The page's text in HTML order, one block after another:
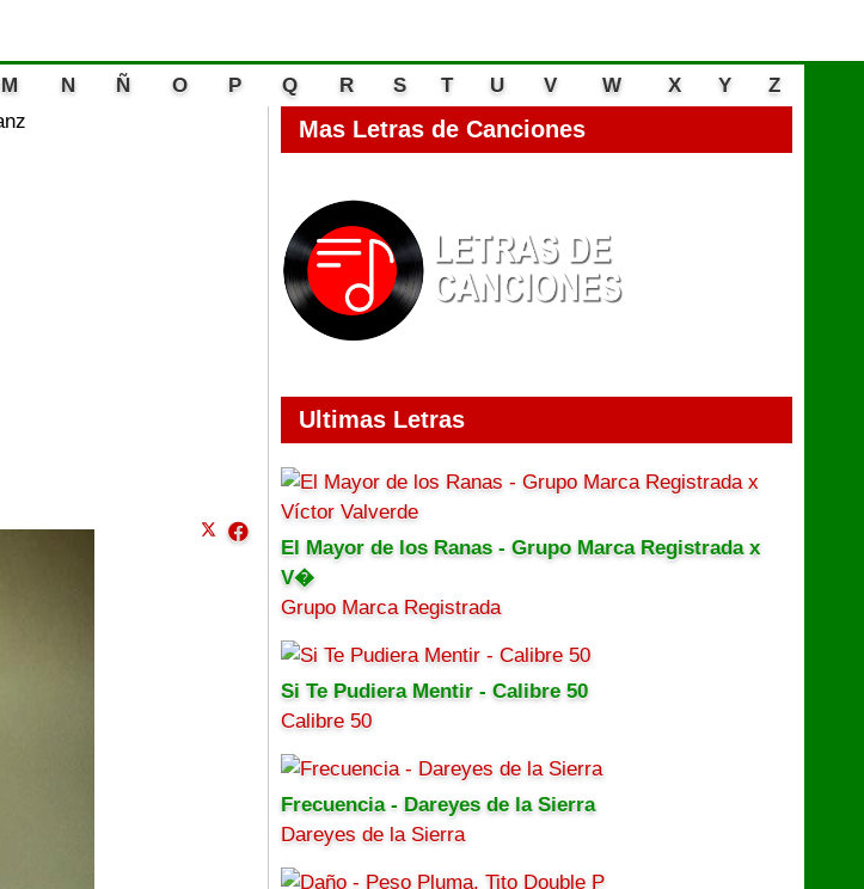
M N Ñ O P Q R S T U V W X Y
Z
Mas Letras de Canciones
Ultimas Letras
El Mayor de los Ranas - Grupo Marca Registrada x
V�
Grupo Marca Registrada
Si Te Pudiera Mentir - Calibre 50
Calibre 50
Frecuencia - Dareyes de la Sierra
Dareyes de la Sierra